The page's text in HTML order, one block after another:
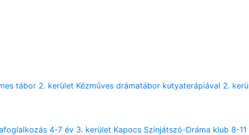
tábor 2. kerület Kézműves drámatábor kutyaterápiával 2.
4-7 év 3. kerület Kapocs Színjátszó-Dráma klub 8-